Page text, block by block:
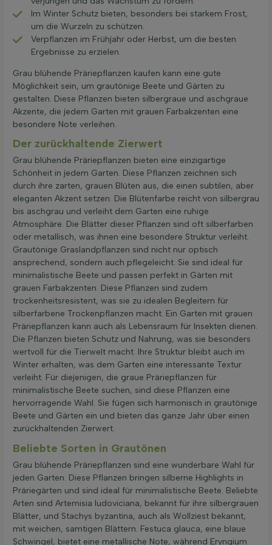
Im Winter Schutz bieten, besonders bei starkem Frost,
um die Wurzeln zu schützen.
Verpflanzen im Frühjahr oder Herbst, um die besten
Ergebnisse zu erzielen.
Grau blühende Präriepflanzen kaufen kann eine gute
Möglichkeit sein, um grautönige Beete und Gärten zu
gestalten. Diese Pflanzen bieten silbergraue und aschgraue
Akzente, die jedem Garten mit grauen Farbakzenten eine
besondere Note verleihen.
Der zurückhaltende Zierwert
Grau blühende Präriepflanzen bieten eine einzigartige
Schönheit in jedem Garten. Diese Pflanzen zeichnen sich
durch ihre zarten, grauen Blüten aus, die einen subtilen, aber
eleganten Akzent setzen. Die Blütenfarbe reicht von silbergrau
bis aschgrau und verleiht dem Garten eine ruhige
Atmosphäre. Die Blätter dieser Pflanzen sind oft silberfarben
oder metallisch, was ihnen eine besondere Struktur verleiht.
Grautönige Graslandpflanzen sind nicht nur optisch
ansprechend, sondern auch pflegeleicht. Sie sind ideal für
minimalistische Beete und passen perfekt in Gärten mit
grauen Farbakzenten. Diese Pflanzen sind zudem
trockenheitsresistent, was sie zu idealen Begleitern für
silberfarbene Trockenpflanzen macht. Ein Garten mit grauen
Präriepflanzen kann auch als Lebensraum für Insekten dienen.
Die Pflanzen bieten Schutz und Nahrung, was sie besonders
wertvoll für die Tierwelt macht. Ihre Struktur bleibt auch im
Winter erhalten, was dem Garten eine interessante Textur
verleiht. Für diejenigen, die graue Präriepflanzen für
minimalistische Beete suchen, sind diese Pflanzen eine
hervorragende Wahl. Sie fügen sich harmonisch in grautönige
Beete und Gärten ein und bieten das ganze Jahr über einen
zurückhaltenden Zierwert.
Beliebte Sorten in Grautönen
Grau blühende Präriepflanzen sind eine wunderbare Wahl für
jeden Garten. Diese Pflanzen bringen silberne Highlights in
Präriegärten und sind ideal für minimalistische Beete. Beliebte
Arten sind Artemisia ludoviciana, bekannt für ihre silbergrauen
Blätter, und Stachys byzantina, auch als Wollziest bekannt,
mit weichen, samtigen Blättern. Festuca glauca, eine blaue
Schwingel, bietet eine metallische Note, während Eryngium